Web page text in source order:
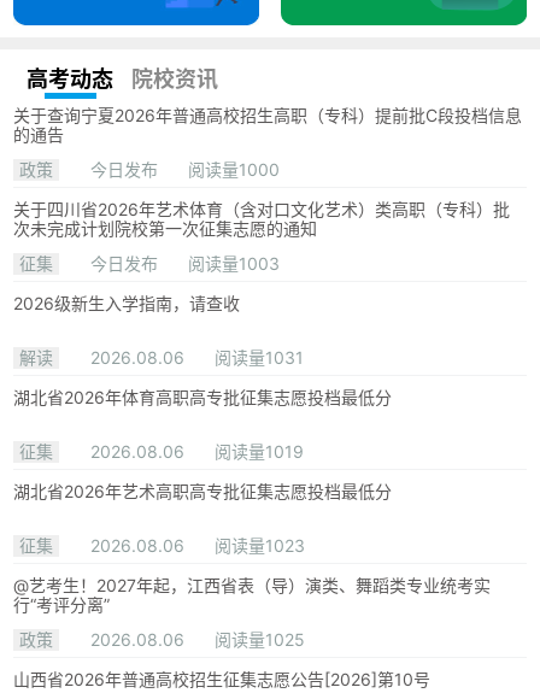
高考动态 院校资讯
关于查询宁夏2026年普通高校招生高职（专科）提前批C段投档信息
的通告
政策
今日发布
阅读量1000
关于四川省2026年艺术体育（含对口文化艺术）类高职（专科）批
次未完成计划院校第一次征集志愿的通知
征集
今日发布
阅读量1003
2026级新生入学指南，请查收
解读 2026.08.06
阅读量1031
湖北省2026年体育高职高专批征集志愿投档最低分
征集 2026.08.06
阅读量1019
湖北省2026年艺术高职高专批征集志愿投档最低分
征集 2026.08.06
阅读量1023
@艺考生！2027年起，江西省表（导）演类、舞蹈类专业统考实
行“考评分离”
政策
2026.08.06
阅读量1025
山西省2026年普通高校招生征集志愿公告[2026]第10号